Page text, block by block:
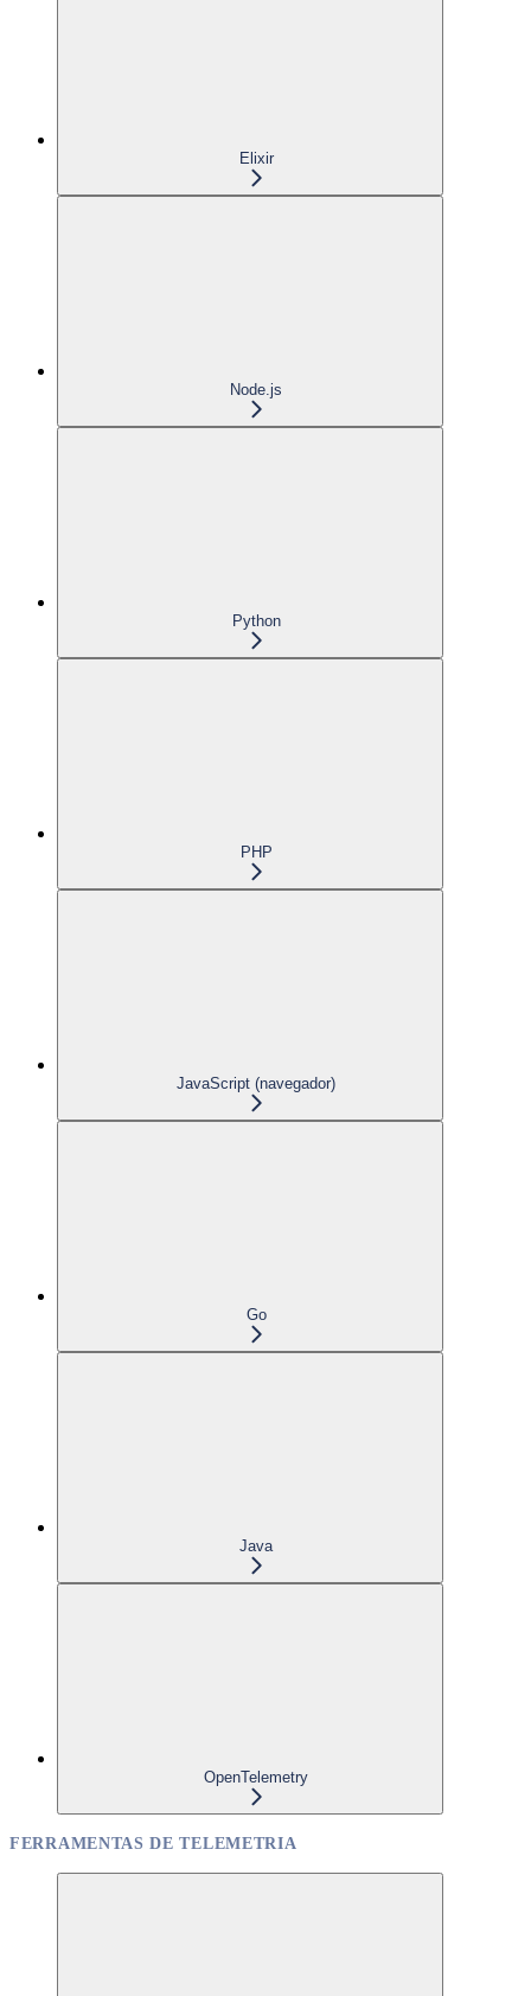
Elixir
Node.js
Python
PHP
JavaScript (navegador)
Go
Java
OpenTelemetry
FERRAMENTAS DE TELEMETRIA